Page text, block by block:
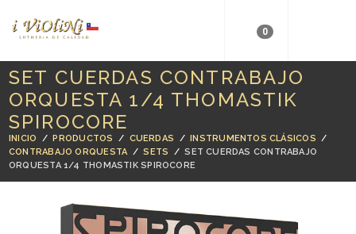
0
SET CUERDAS CONTRABAJO
ORQUESTA 1/4 THOMASTIK
SPIROCORE
INICIO /PRODUCTOS / CUERDAS /INSTRUMENTOS CLÁSICOS /
CONTRABAJO ORQUESTA /SETS /SET CUERDAS CONTRABAJO
ORQUESTA 1/4 THOMASTIK SPIROCORE